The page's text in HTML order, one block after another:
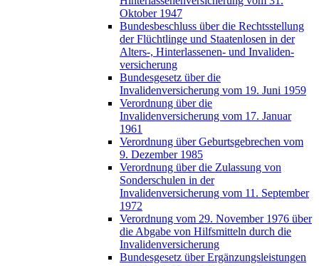
Oktober 1947
Bundesbeschluss über die Rechtsstellung
der Flüchtlinge und Staatenlosen in der
Alters-, Hinterlassenen- und Invaliden-
versicherung
Bundesgesetz über die
Invalidenversicherung vom 19. Juni 1959
Verordnung über die
Invalidenversicherung vom 17. Januar
1961
Verordnung über Geburtsgebrechen vom
9. Dezember 1985
Verordnung über die Zulassung von
Sonderschulen in der
Invalidenversicherung vom 11. September
1972
Verordnung vom 29. November 1976 über
die Abgabe von Hilfsmitteln durch die
Invalidenversicherung
Bundesgesetz über Ergänzungsleistungen